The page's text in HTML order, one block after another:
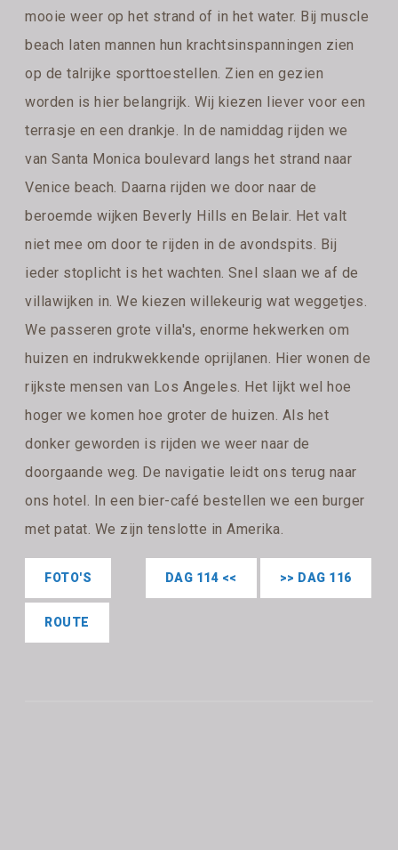
mooie weer op het strand of in het water. Bij muscle
beach laten mannen hun krachtsinspanningen zien
op de talrijke sporttoestellen. Zien en gezien
worden is hier belangrijk. Wij kiezen liever voor een
terrasje en een drankje. In de namiddag rijden we
van Santa Monica boulevard langs het strand naar
Venice beach. Daarna rijden we door naar de
beroemde wijken Beverly Hills en Belair. Het valt
niet mee om door te rijden in de avondspits. Bij
ieder stoplicht is het wachten. Snel slaan we af de
villawijken in. We kiezen willekeurig wat weggetjes.
We passeren grote villa's, enorme hekwerken om
huizen en indrukwekkende oprijlanen. Hier wonen de
rijkste mensen van Los Angeles. Het lijkt wel hoe
hoger we komen hoe groter de huizen. Als het
donker geworden is rijden we weer naar de
doorgaande weg. De navigatie leidt ons terug naar
ons hotel. In een bier-café bestellen we een burger
met patat. We zijn tenslotte in Amerika.
>> DAG 116
DAG 114 <<
FOTO'S
ROUTE